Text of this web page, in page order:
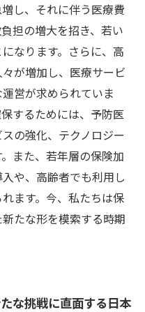
し、それに伴う医療費
担の増大を招き、若い
なります。さらに、高
が増加し、医療サービ
営が求められていま
するためには、予防医
の強化、テクノロジー
また、若年層の保険加
や、高齢者でも利用し
ます。今、私たちは保
たな形を模索する時期
な挑戦に直面する日本